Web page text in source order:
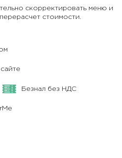
скорректировать меню и
стоимости.
Безнал без НДС